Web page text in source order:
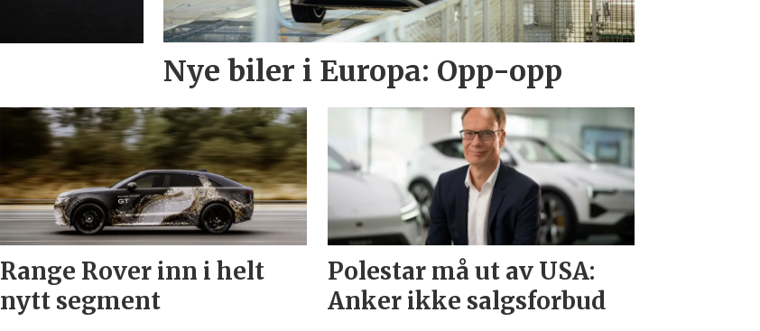
Nye biler i Europa: Opp-opp
Range Rover inn i helt
nytt segment
Polestar må ut av USA:
Anker ikke salgsforbud